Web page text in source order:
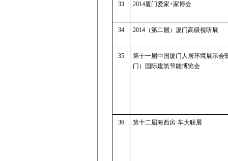
33 2014厦门爱家+家博会
34 2014（第二届）厦门高级视听展
35
第十一届中国厦门人居环境展示会
门）国际建筑节能博览会
36 第十二届海西房·车大联展